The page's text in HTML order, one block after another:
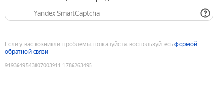
Yandex SmartCaptcha
Если у вас возникли проблемы, пожалуйста, воспользуйтесьформой
обратной связи
9193649543807003911 :1786263495